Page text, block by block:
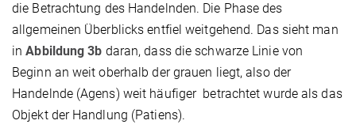
die Betrachtung des Handelnden. Die Phase des
allgemeinen Überblicks entfiel weitgehend. Das sieht man
inAbbildung 3b daran, dass die schwarze Linie von
Beginn an weit oberhalb der grauen liegt, also der
Handelnde (Agens) weit häufiger betrachtet wurde als das
Objekt der Handlung (Patiens).